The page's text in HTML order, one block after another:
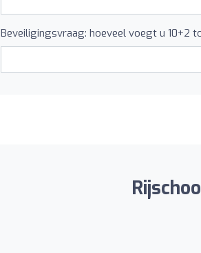
Beveiligingsvraag: hoeveel voegt u 10+2